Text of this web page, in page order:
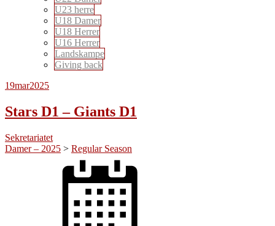
U23 herre
U18 Damer
U18 Herrer
U16 Herrer
Landskampe
Giving back
19mar2025
Stars D1 – Giants D1
Sekretariatet
Damer – 2025 > Regular Season